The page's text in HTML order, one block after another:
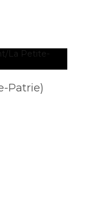
Patrie)